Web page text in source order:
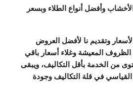
وأفضل أنواع الطلاء وبسعر
وتقديم نا لأفضل العروض
المعيشة وغلاء أسعار باقي
من الخدمة بأقل التكاليف، ويبقى
في قلة التكاليف وجودة